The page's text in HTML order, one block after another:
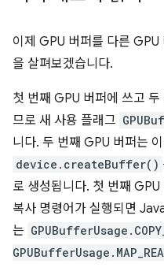
이제 GPU 버퍼를 다른
을 살펴보겠습니다.
첫 번째 GPU 버퍼에 쓰고
므로 새 사용 플래그
니다. 두 번째 GPU 버퍼는
device.createBuffer()
로 생성됩니다. 첫 번째
복사 명령어가 실행되면
는